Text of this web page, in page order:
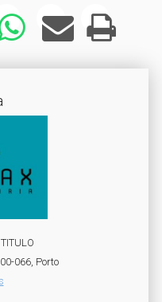
066, Porto